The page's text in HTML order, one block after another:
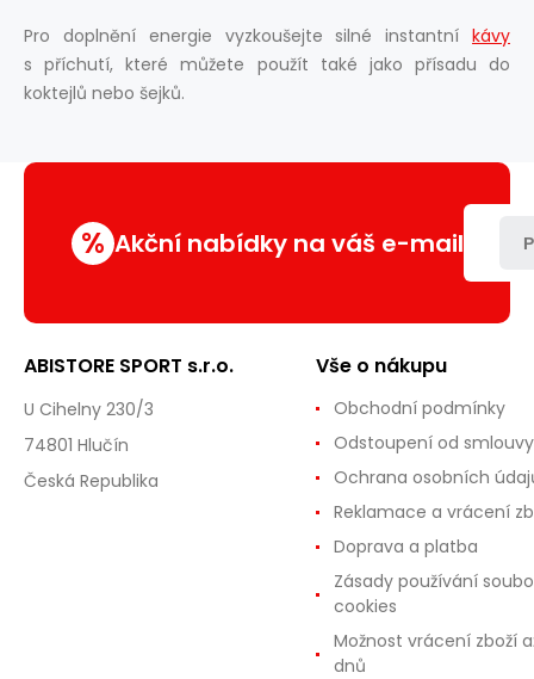
Pro doplnění energie vyzkoušejte silné instantní kávy
s příchutí, které můžete použít také jako přísadu do
koktejlů nebo šejků.
% Akční nabídky na váš e-mail
ABISTORE SPORT s.r.o.
U Cihelny 230/3
74801 Hlučín
Česká Republika
Vše o nákupu
Obchodní podmínky
Odstoupení od smlouvy
Ochrana osobních
Reklamace a vrácení
Doprava a platba
Zásady používání
cookies
Možnost vrácení zboží
dnů